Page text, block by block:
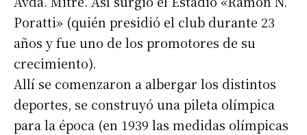
Poratti» (quién presidió el club durante 23
años y fue uno de los promotores de su
crecimiento).
Allí se comenzaron a albergar los distintos
deportes, se construyó una pileta olímpica
para la época (en 1939 las medidas olímpicas